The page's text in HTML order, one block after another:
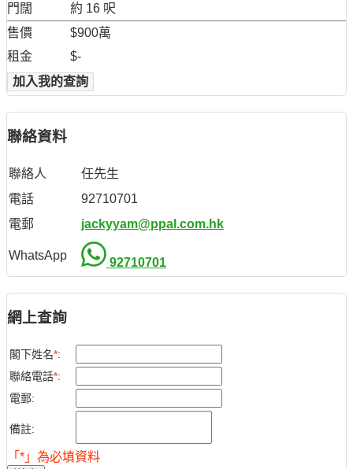
門闊
約 16 呎
售價
$900萬
租金
$-
加入我的查詢
聯絡資料
聯絡人
任先生
電話
92710701
電郵
jackyyam@ppal.com.hk
WhatsApp
92710701
網上查詢
閣下姓名*:
聯絡電話*:
電郵:
備註:
「*」為必填資料